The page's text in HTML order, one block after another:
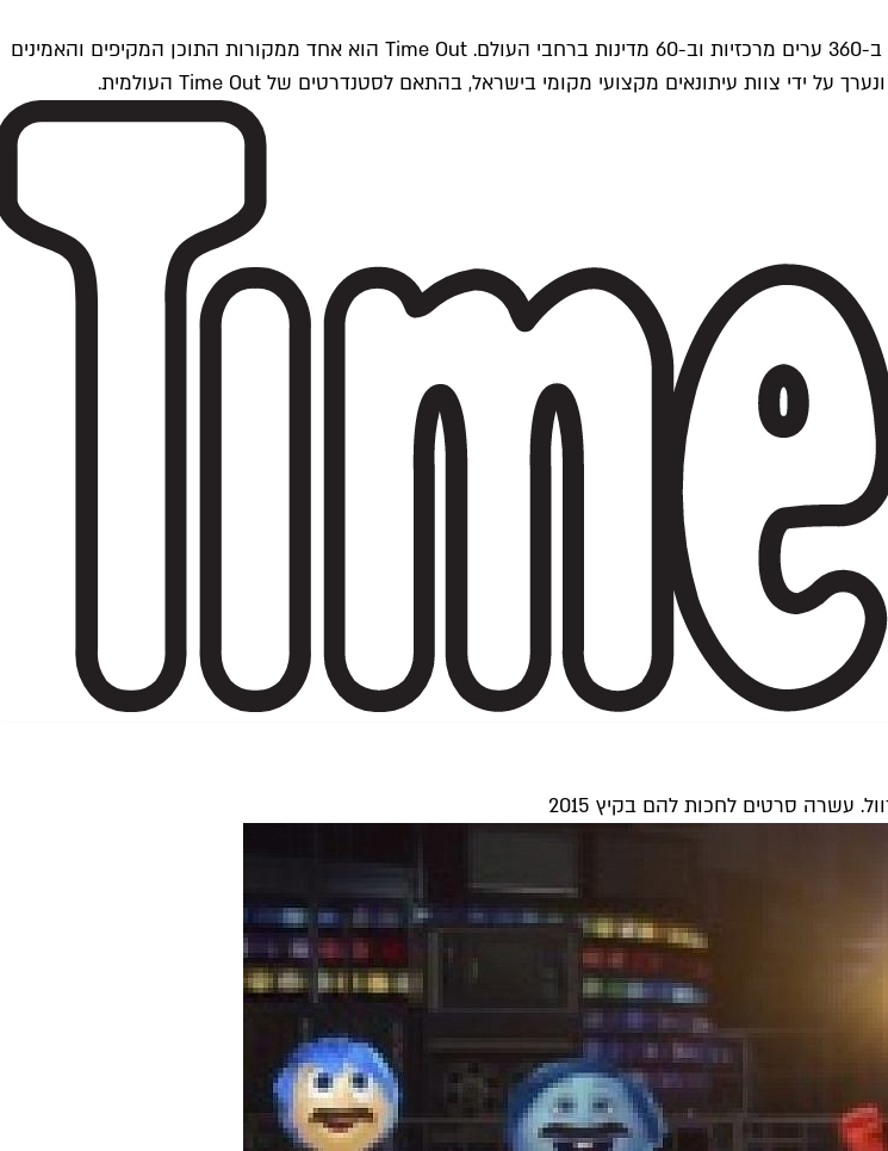
Time Outתל אביב הוא חלק מרשת Time Out Global — רשת מדיה בינלאומית הפועלת ב-360 ערים מרכזיות וב-60 מדינות ברחבי העולם. Time Out הוא אחד ממקורות התוכן המקיפים והאמינים
סרטים לחכות להם בקיץ 2015